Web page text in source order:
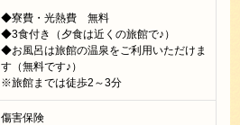
◆寮費・光熱費 無料
◆3食付き（夕食は近くの旅館で♪）
◆お風呂は旅館の温泉をご利用いただけま
す（無料です♪）
※旅館までは徒歩2～3分
傷害保険